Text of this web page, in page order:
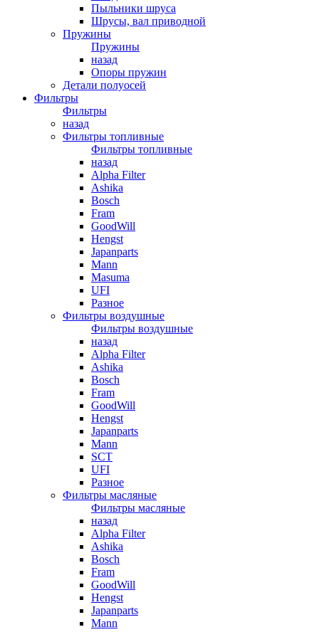
Пыльники шруса
Шрусы, вал приводной
Пружины
Пружины
назад
Опоры пружин
Детали полуосей
Фильтры
Фильтры
назад
Фильтры топливные
Фильтры топливные
назад
Alpha Filter
Ashika
Bosch
Fram
GoodWill
Hengst
Japanparts
Mann
Masuma
UFI
Разное
Фильтры воздушные
Фильтры воздушные
назад
Alpha Filter
Ashika
Bosch
Fram
GoodWill
Hengst
Japanparts
Mann
SCT
UFI
Разное
Фильтры масляные
Фильтры масляные
назад
Alpha Filter
Ashika
Bosch
Fram
GoodWill
Hengst
Japanparts
Mann